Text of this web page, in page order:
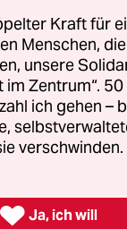
Frankfurt
Der 96-
als zwei
zwei
Kraft für
Menschen,
unsere
im Zentrum“.
ich gehen –
 Ja, ich will